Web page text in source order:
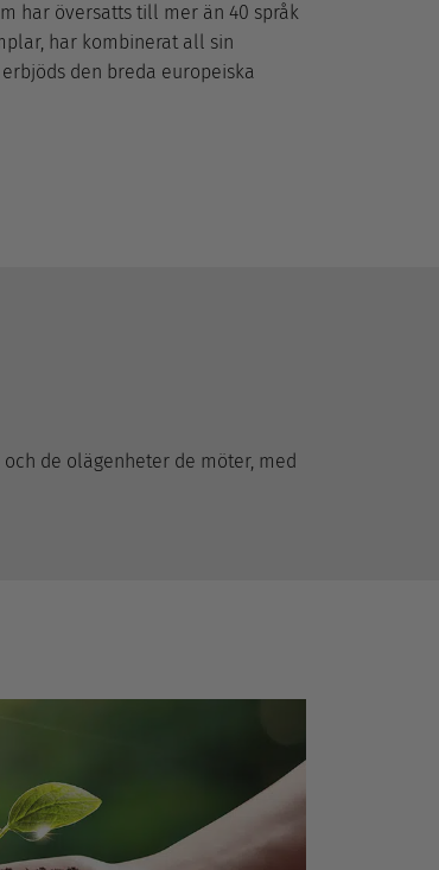
har översatts till mer än 40 språk
har kombinerat all sin
den breda europeiska
de olägenheter de möter, med